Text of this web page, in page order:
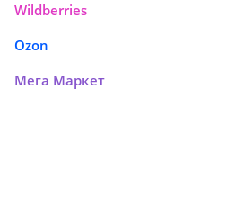
Wildberries
Ozon
Мега Маркет